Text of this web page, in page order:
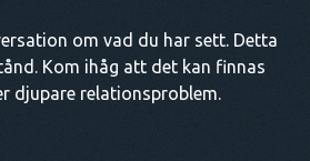
om vad du har sett. Detta
Kom ihåg att det kan finnas
djupare relationsproblem.